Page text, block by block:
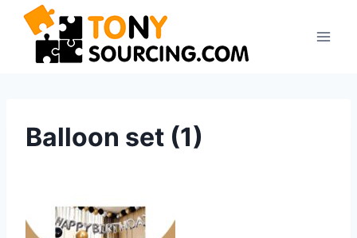
Zum
Inhalt
springen
Balloon set (1)